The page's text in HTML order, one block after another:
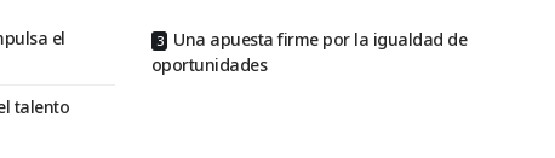
el
talento
Una apuesta firme por la igualdad de
oportunidades